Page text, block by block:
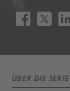
ÜBER DIE SERIE